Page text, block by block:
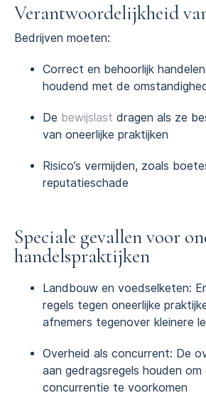
Verantwoordelijkheid
Bedrijven moeten:
Correct en behoorlijk
houdend met de
De bewijslast dragen als ze
van oneerlijke praktijken
Risico’s vermijden, zoals
reputatieschade
Speciale gevallen voor
handelspraktijken
Landbouw en voedselketen:
regels tegen oneerlijke
afnemers tegenover kleinere
Overheid als concurrent: De
aan gedragsregels houden om
concurrentie te voorkomen